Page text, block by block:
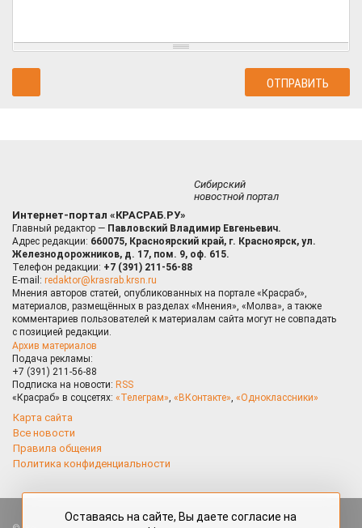
Сибирский
новостной портал
Интернет-портал «КРАСРАБ.РУ»
Главный редактор — Павловский Владимир Евгеньевич.
Адрес редакции: 660075, Красноярский край, г. Красноярск, ул.
Железнодорожников, д. 17, пом. 9, оф. 615.
Телефон редакции: +7 (391) 211-56-88
E-mail: redaktor@krasrab.krsn.ru
Мнения авторов статей, опубликованных на портале «Красраб»,
материалов, размещённых в разделах «Мнения», «Молва», а также
комментариев пользователей к материалам сайта могут не совпадать
с позицией редакции.
Архив материалов
Подача рекламы:
+7 (391) 211-56-88
Подписка на новости: RSS
«Красраб» в соцсетях: «Телеграм», «ВКонтакте», «Одноклассники»
Карта сайта
Все новости
Правила общения
Политика конфиденциальности
Оставаясь на сайте, Вы даете согласие на